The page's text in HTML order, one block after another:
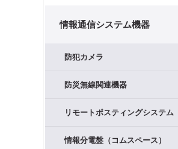
情報通信システム機器
防犯カメラ
防災無線関連機器
リモートポスティングシステム
情報分電盤（コムスペース）